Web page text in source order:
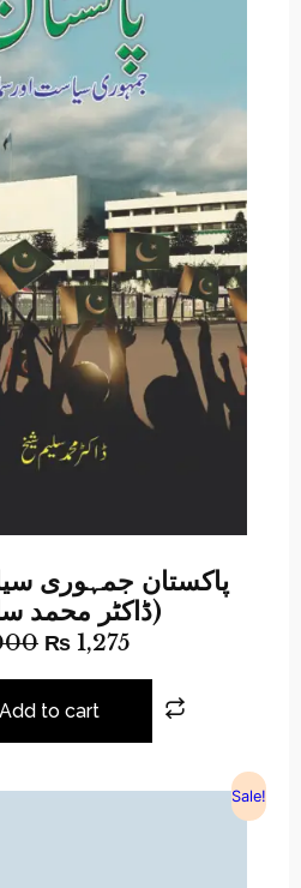
پاکستان جمہوری
(ڈاکٹر محمد
₨ 1,275
Add to cart
Sale!